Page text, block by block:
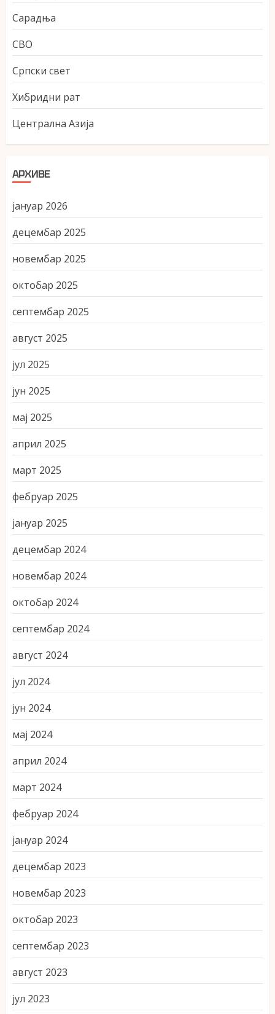
Сарадња
СВО
Српски свет
Хибридни рат
Централна Азија
АРХИВЕ
јануар 2026
децембар 2025
новембар 2025
октобар 2025
септембар 2025
август 2025
јул 2025
јун 2025
мај 2025
април 2025
март 2025
фебруар 2025
јануар 2025
децембар 2024
новембар 2024
октобар 2024
септембар 2024
август 2024
јул 2024
јун 2024
мај 2024
април 2024
март 2024
фебруар 2024
јануар 2024
децембар 2023
новембар 2023
октобар 2023
септембар 2023
август 2023
јул 2023